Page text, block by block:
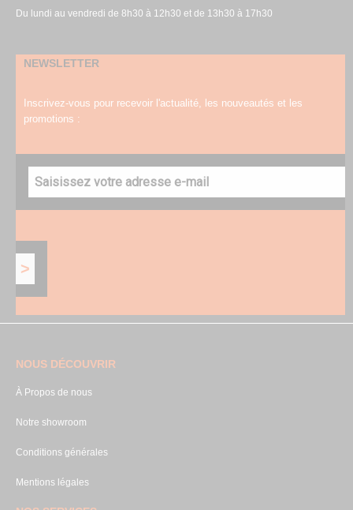
Du lundi au vendredi de 8h30 à 12h30 et de 13h30 à 17h30
NEWSLETTER
Inscrivez-vous pour recevoir l'actualité, les nouveautés et les
promotions :
NOUS DÉCOUVRIR
À Propos de nous
Notre showroom
Conditions générales
Mentions légales